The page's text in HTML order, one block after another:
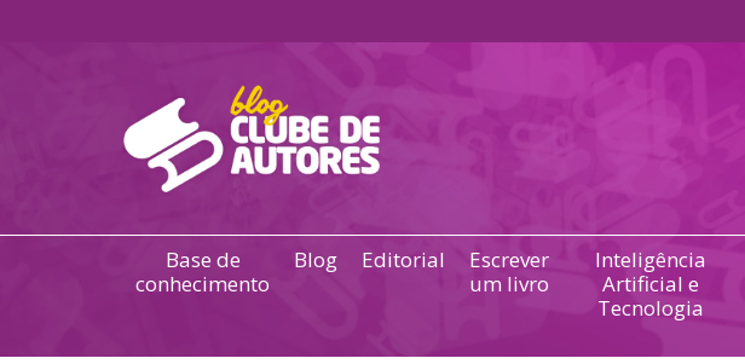
Base de
conhecimento
Blog Editorial
Escrever
um livro
Inteligência
Artificial e
Tecnologia